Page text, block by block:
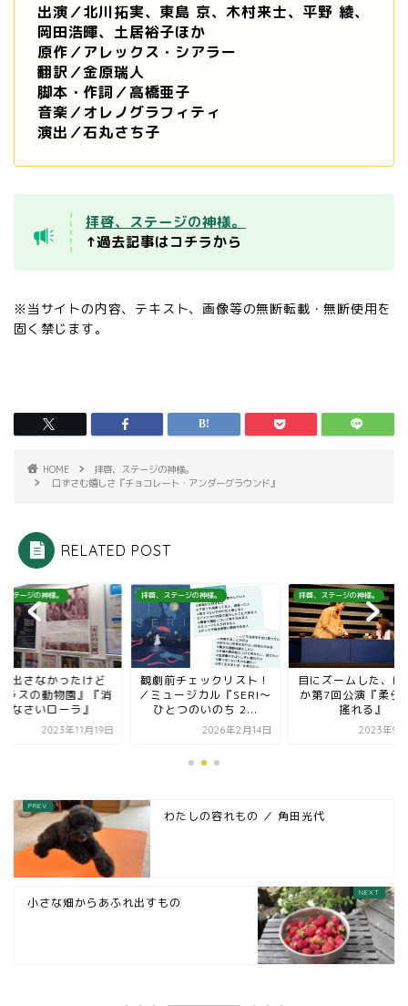
出演／北川拓実、東島 京、木村来士、平野 綾、
岡田浩暉、土居裕子ほか
原作／アレックス・シアラー
翻訳／金原瑞人
脚本・作詞／高橋亜子
音楽／オレノグラフィティ
演出／石丸さち子
拝啓、ステージの神様。
↑過去記事はコチラから
※当サイトの内容、テキスト、画像等の無断転載・無断使用を
固く禁じます。
HOME
拝啓、ステージの神様。
口ずさむ嬉しさ『チョコレート・アンダーグラウンド』
RELATED POST
ステージの神様。
出さなかったけど
ラスの動物園』『消
えなさいローラ』
2023年11月19日
拝啓、ステージの神様。
観劇前チェックリスト！
／ミュージカル『SERI～
ひとつのいのち 2...
2026年2月14日
拝啓、ステージの神様。
目にズームした、ぱ
か第7回公演『柔ら
搖れる』
2023年9
わたしの容れもの ／ 角田光代
小さな畑からあふれ出すもの